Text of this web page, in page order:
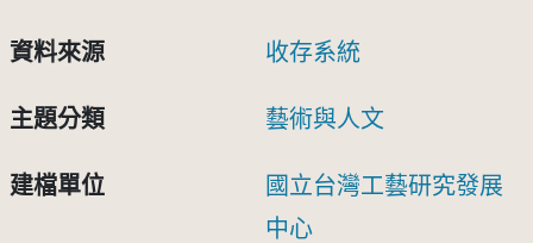
資料來源 收存系統
主題分類 藝術與人文
建檔單位
國立台灣工藝研究發展
中心